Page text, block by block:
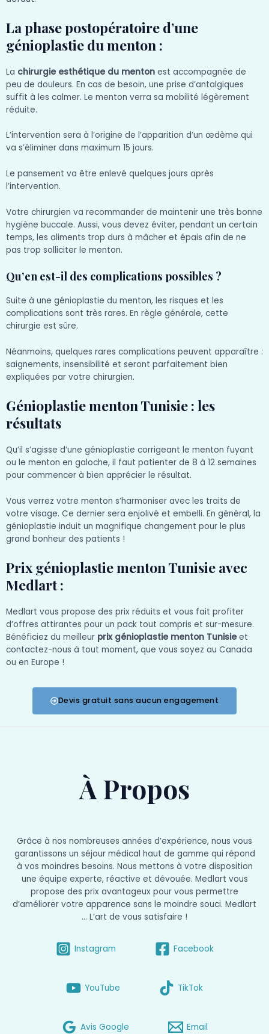
La phase postopératoire d’une
génioplastie du menton :
La chirurgie esthétique du menton est accompagnée de
peu de douleurs. En cas de besoin, une prise d’antalgiques
suffit à les calmer. Le menton verra sa mobilité légèrement
réduite.
L’intervention sera à l’origine de l’apparition d’un œdème qui
va s’éliminer dans maximum 15 jours.
Le pansement va être enlevé quelques jours après
l’intervention.
Votre chirurgien va recommander de maintenir une très bonne
hygiène buccale. Aussi, vous devez éviter, pendant un certain
temps, les aliments trop durs à mâcher et épais afin de ne
pas trop solliciter le menton.
Qu’en est-il des complications possibles ?
Suite à une génioplastie du menton, les risques et les
complications sont très rares. En règle générale, cette
chirurgie est sûre.
Néanmoins, quelques rares complications peuvent apparaître :
saignements, insensibilité et seront parfaitement bien
expliquées par votre chirurgien.
Génioplastie menton Tunisie : les
résultats
Qu’il s’agisse d’une génioplastie corrigeant le menton fuyant
ou le menton en galoche, il faut patienter de 8 à 12 semaines
pour commencer à bien apprécier le résultat.
Vous verrez votre menton s’harmoniser avec les traits de
votre visage. Ce dernier sera enjolivé et embelli. En général, la
génioplastie induit un magnifique changement pour le plus
grand bonheur des patients !
Prix génioplastie menton Tunisie avec
Medlart :
Medlart vous propose des prix réduits et vous fait profiter
d’offres attirantes pour un pack tout compris et sur-mesure.
Bénéficiez du meilleur prix génioplastie menton Tunisie et
contactez-nous à tout moment, que vous soyez au Canada
ou en Europe !
Devis gratuit sans aucun engagement
À Propos
Grâce à nos nombreuses années d’expérience, nous vous
garantissons un séjour médical haut de gamme qui répond
à vos moindres besoins. Nous mettons à votre disposition
une équipe experte, réactive et dévouée. Medlart vous
propose des prix avantageux pour vous permettre
d’améliorer votre apparence sans le moindre souci. Medlart
… L’art de vous satisfaire !
Instagram Facebook
YouTube TikTok
Avis Google Email